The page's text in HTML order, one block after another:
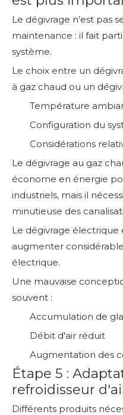
Le dégivrage n’est pas
maintenance : il fait
système.
Le choix entre un
à gaz chaud ou un
Température
Configuration du
Considérations
Le dégivrage au gaz
économe en énergie
industriels, mais il
minutieuse des
Le dégivrage
augmenter
électrique.
Une mauvaise
souvent :
Accumulation de
Débit d'air réduit
Augmentation des
Étape 5 :
refroidisseur
Différents produits